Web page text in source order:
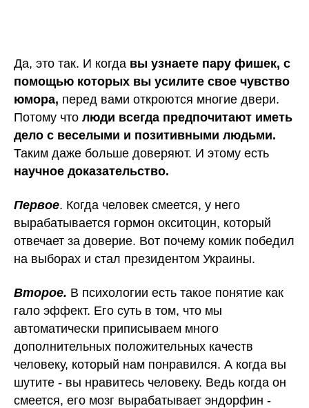
Да, это так. И когда вы узнаете пару фишек, с
помощью которых вы усилите свое чувство
юмора, перед вами откроются многие двери.
Потому что люди всегда предпочитают иметь
дело с веселыми и позитивными людьми.
Таким даже больше доверяют. И этому есть
научное доказательство.
Первое. Когда человек смеется, у него
вырабатывается гормон окситоцин, который
отвечает за доверие. Вот почему комик победил
на выборах и стал президентом Украины.
Второе. В психологии есть такое понятие как
гало эффект. Его суть в том, что мы
автоматически приписываем много
дополнительных положительных качеств
человеку, который нам понравился. А когда вы
шутите - вы нравитесь человеку. Ведь когда он
смеется, его мозг вырабатывает эндорфин -